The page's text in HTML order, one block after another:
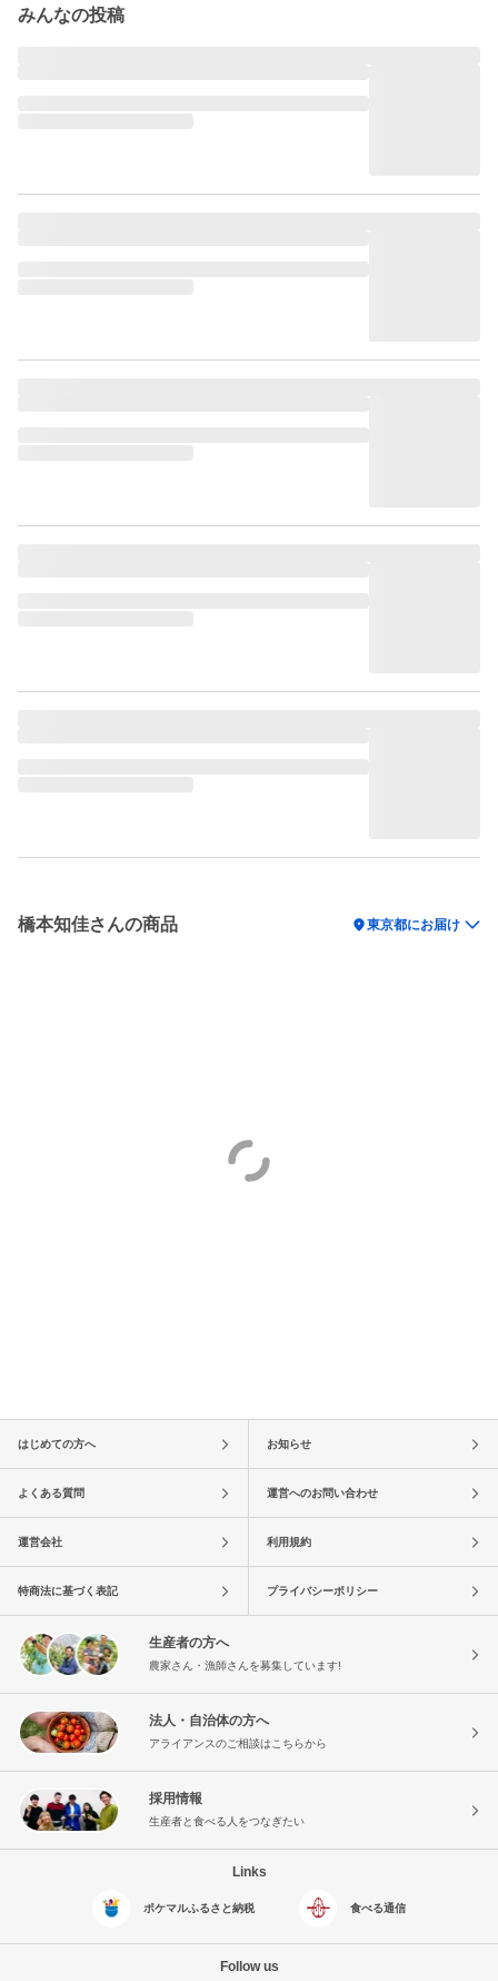
みんなの投稿
橋本知佳さんの商品 location_on東京都にお届け
はじめての方へ お知らせ
よくある質問 運営へのお問い合わせ
運営会社 利用規約
特商法に基づく表記 プライバシーポリシー
生産者の方へ
農家さん・漁師さんを募集しています!
法人・自治体の方へ
アライアンスのご相談はこちらから
採用情報
生産者と食べる人をつなぎたい
Links
ポケマルふるさと納税 食べる通信
Follow us